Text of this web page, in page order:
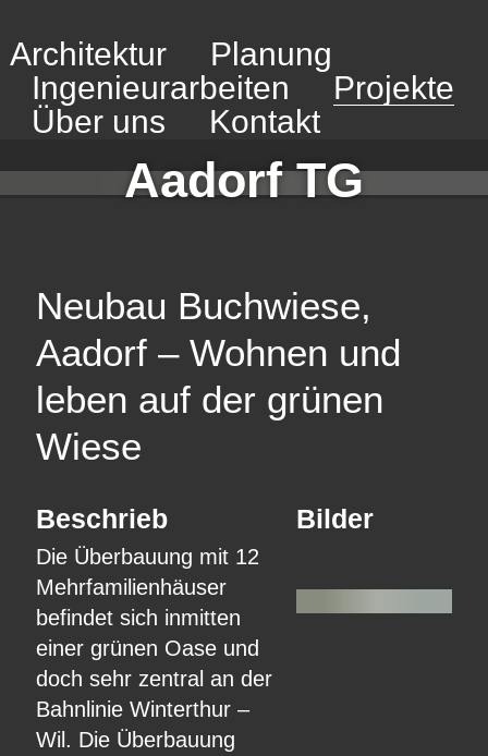
Architektur
Planung
Ingenieurarbeiten
Projekte
Über uns
Kontakt
NEUBAU MFH BUCHWIESE
Aadorf TG
Neubau Buchwiese,
Aadorf – Wohnen und
leben auf der grünen
Wiese
Beschrieb
Die Überbauung mit 12
Mehrfamilienhäuser
befindet sich inmitten
einer grünen Oase und
doch sehr zentral an der
Bahnlinie Winterthur –
Wil. Die Überbauung
Bilder